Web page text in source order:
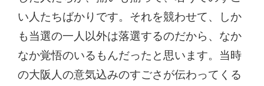
い人たちばかりです。それを競わせて、しか
も当選の一人以外は落選するのだから、なか
なか覚悟のいるもんだったと思います。当時
の大阪人の意気込みのすごさが伝わってくる